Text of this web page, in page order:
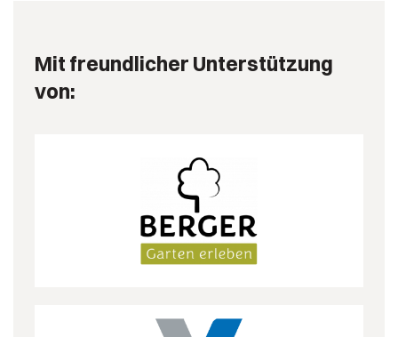
Mit freundlicher Unterstützung
von: